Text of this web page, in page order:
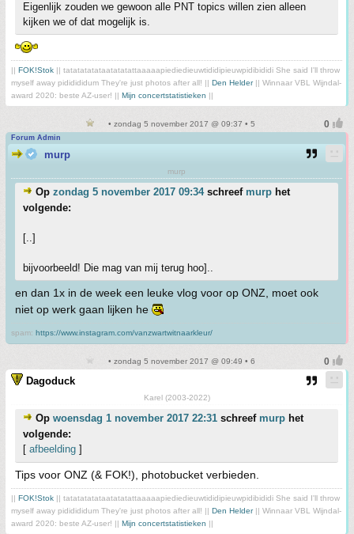
Eigenlijk zouden we gewoon alle PNT topics willen zien alleen
kijken we of dat mogelijk is.
|| FOK!Stok || tatatatatataatatatattaaaaapiediedieuwtididipieuwpidibididi She said I'll throw
myself away pididididum They're just photos after all! || Den Helder|| Winnaar VBL Wijndal-
award 2020: beste AZ-user! || Mijn concertstatistieken ||
• zondag 5 november 2017 @ 09:37 • 5
Forum Admin
murp
murp
Op zondag 5 november 2017 09:34schreef murp het
volgende:
[..]
bijvoorbeeld! Die mag van mij terug hoo]..
en dan 1x in de week een leuke vlog voor op ONZ, moet ook
niet op werk gaan lijken he
spam: https://www.instagram.com/vanzwartwitnaarkleur/
• zondag 5 november 2017 @ 09:49 • 6
Dagoduck
Karel (2003-2022)
Op woensdag 1 november 2017 22:31 schreef murp het
volgende:
[ afbeelding ]
Tips voor ONZ (& FOK!), photobucket verbieden.
|| FOK!Stok || tatatatatataatatatattaaaaapiediedieuwtididipieuwpidibididi She said I'll throw
myself away pididididum They're just photos after all! || Den Helder|| Winnaar VBL Wijndal-
award 2020: beste AZ-user! || Mijn concertstatistieken ||